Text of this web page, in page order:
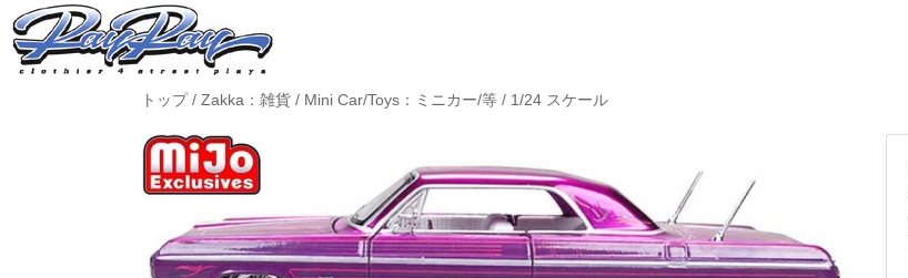
トップ/ Zakka：雑貨 / Mini Car/Toys：ミニカー/等 / 1/24 スケール